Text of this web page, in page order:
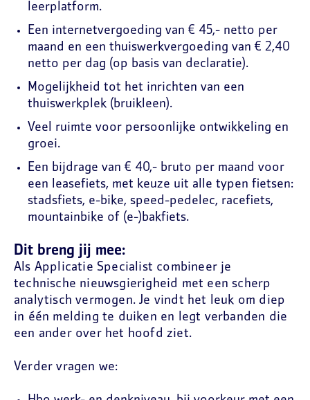
leerplatform.
Een internetvergoeding van € 45,- netto per
maand en een thuiswerkvergoeding van € 2,40
netto per dag (op basis van declaratie).
Mogelijkheid tot het inrichten van een
thuiswerkplek (bruikleen).
Veel ruimte voor persoonlijke ontwikkeling en
groei.
Een bijdrage van € 40,- bruto per maand voor
een leasefiets, met keuze uit alle typen fietsen:
stadsfiets, e-bike, speed-pedelec, racefiets,
mountainbike of (e-)bakfiets.
Dit breng jij mee:
Als Applicatie Specialist combineer je
technische nieuwsgierigheid met een scherp
analytisch vermogen. Je vindt het leuk om diep
in één melding te duiken en legt verbanden die
een ander over het hoofd ziet.
Verder vragen we: